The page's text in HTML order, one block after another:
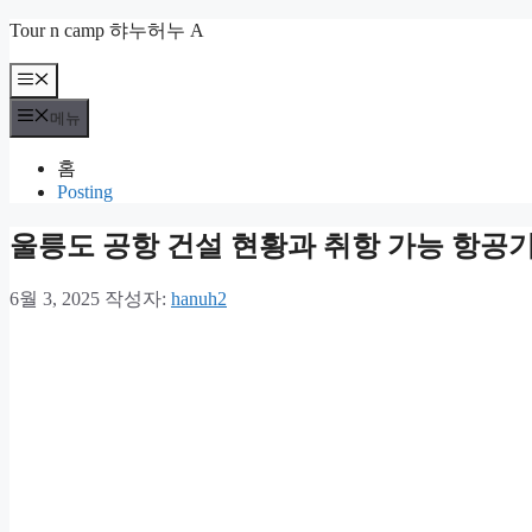
컨
츠
로
Tour n camp 햐누허누 A
메
뉴
메뉴
홈
Posting
울릉도 공항 건설 현황과 취항 가능 항공
6월 3, 2025 작성자: hanuh2